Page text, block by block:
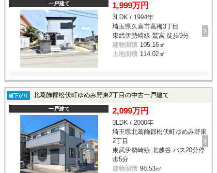
一戸建て 1,999万円
3LDK / 1994年
埼玉県久喜市葛梅3丁目
東武伊勢崎線 鷲宮 徒歩9分
建物面積 105.16㎡
土地面積 114.02㎡
値下がり 北葛飾郡松伏町ゆめみ野東2丁目の中古一戸建て
一戸建て 2,099万円
3LDK / 2000年
埼玉県北葛飾郡松伏町ゆめみ野東
2丁目
東武伊勢崎線 北越谷 バス20分停
歩5分
建物面積 98.53㎡